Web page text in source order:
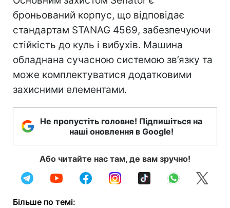
броньований корпус, що відповідає
стандартам STANAG 4569, забезпечуючи
стійкість до куль і вибухів. Машина
обладнана сучасною системою зв’язку та
може комплектуватися додатковими
захисними елементами.
Не пропустіть головне! Підпишіться на
наші оновлення в Google!
Або читайте нас там, де вам зручно!
Більше по темі: